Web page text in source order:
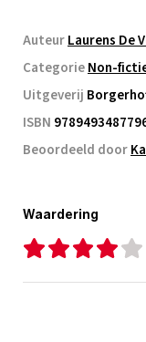
AuteurLaurens De
CategorieNon-
Uitgeverij
ISBN
Beoordeeld door
Waardering